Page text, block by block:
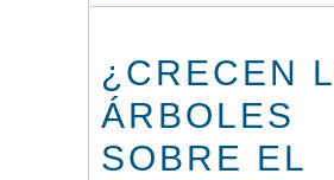
¿CRECEN
ÁRBOLES
SOBRE EL